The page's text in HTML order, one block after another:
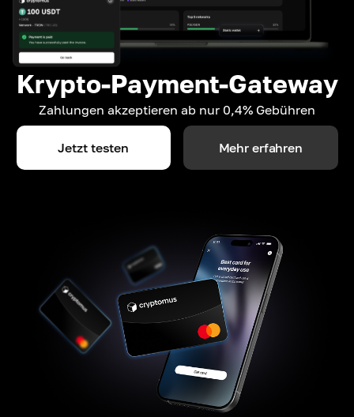
Krypto-Payment-Gateway
Zahlungen akzeptieren ab nur 0,4% Gebühren
Jetzt testen Mehr erfahren